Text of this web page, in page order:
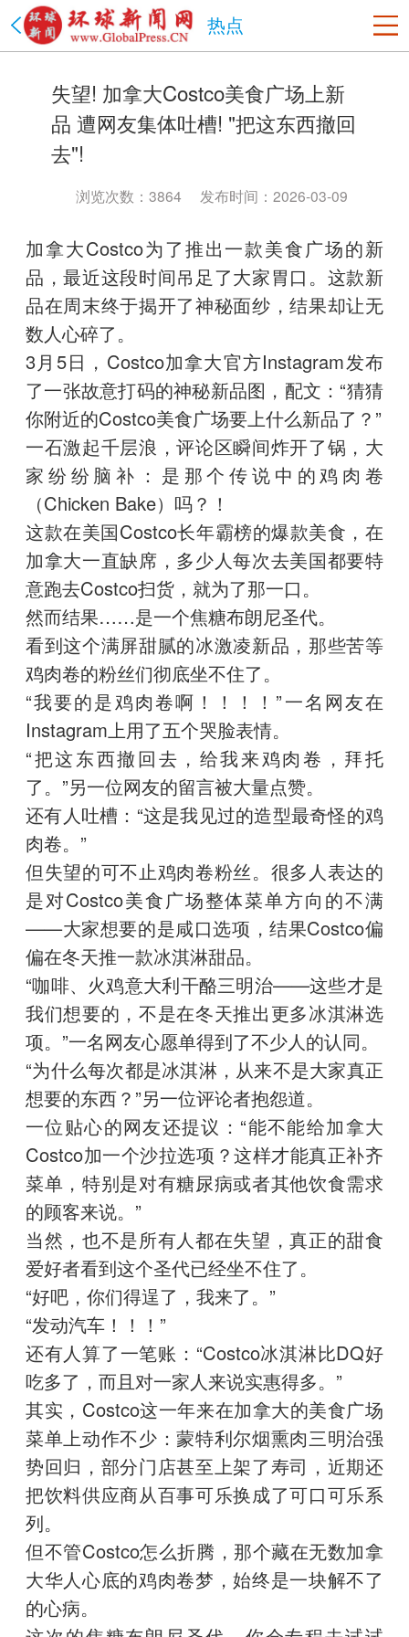
热点
洛杉矶 旧金山 沙加缅度 热点 纽约
北京市 上海市
吉林省 黑龙江省 江苏省 浙江省
安徽省
广东省
海南省 贵州省 云南省 陕西省
甘肃省
青海省
台湾省 内蒙古 西藏 宁夏 新疆 香港
澳门
四川省
政法网事 海南省 书画频道
失望! 加拿大Costco美食广场上新
品 遭网友集体吐槽! "把这东西撤回
去"!
浏览次数：3864 发布时间：2026-03-09
加拿大Costco为了推出一款美食广场的新
品，最近这段时间吊足了大家胃口。这款新
品在周末终于揭开了神秘面纱，结果却让无
数人心碎了。
3月5日，Costco加拿大官方Instagram发布
了一张故意打码的神秘新品图，配文：“猜猜
你附近的Costco美食广场要上什么新品了？”
一石激起千层浪，评论区瞬间炸开了锅，大
家纷纷脑补：是那个传说中的鸡肉卷
（Chicken Bake）吗？！
这款在美国Costco长年霸榜的爆款美食，在
加拿大一直缺席，多少人每次去美国都要特
意跑去Costco扫货，就为了那一口。
然而结果……是一个焦糖布朗尼圣代。
看到这个满屏甜腻的冰激凌新品，那些苦等
鸡肉卷的粉丝们彻底坐不住了。
“我要的是鸡肉卷啊！！！！”一名网友在
Instagram上用了五个哭脸表情。
“把这东西撤回去，给我来鸡肉卷，拜托
了。”另一位网友的留言被大量点赞。
还有人吐槽：“这是我见过的造型最奇怪的鸡
肉卷。”
但失望的可不止鸡肉卷粉丝。很多人表达的
是对Costco美食广场整体菜单方向的不满
——大家想要的是咸口选项，结果Costco偏
偏在冬天推一款冰淇淋甜品。
“咖啡、火鸡意大利干酪三明治——这些才是
我们想要的，不是在冬天推出更多冰淇淋选
项。”一名网友心愿单得到了不少人的认同。
“为什么每次都是冰淇淋，从来不是大家真正
想要的东西？”另一位评论者抱怨道。
一位贴心的网友还提议：“能不能给加拿大
Costco加一个沙拉选项？这样才能真正补齐
菜单，特别是对有糖尿病或者其他饮食需求
的顾客来说。”
当然，也不是所有人都在失望，真正的甜食
爱好者看到这个圣代已经坐不住了。
“好吧，你们得逞了，我来了。”
“发动汽车！！！”
还有人算了一笔账：“Costco冰淇淋比DQ好
吃多了，而且对一家人来说实惠得多。”
其实，Costco这一年来在加拿大的美食广场
菜单上动作不少：蒙特利尔烟熏肉三明治强
势回归，部分门店甚至上架了寿司，近期还
把饮料供应商从百事可乐换成了可口可乐系
列。
但不管Costco怎么折腾，那个藏在无数加拿
大华人心底的鸡肉卷梦，始终是一块解不了
的心病。